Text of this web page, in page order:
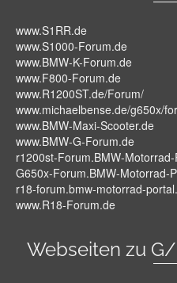
www.S1RR.de
www.S1000-Forum.de
www.BMW-K-Forum.de
www.F800-Forum.de
www.R1200ST.de/Forum/
www.michaelbense.de/g650x/
www.BMW-Maxi-Scooter.de
www.BMW-G-Forum.de
r1200st-Forum.BMW-
G650x-Forum.BMW-Motorrad-
r18-forum.bmw-motorrad-
www.R18-Forum.de
Webseiten zu